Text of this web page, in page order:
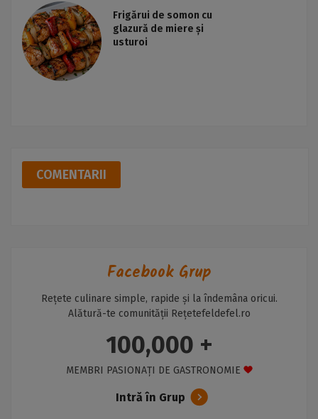
Frigărui de somon cu
glazură de miere și
usturoi
COMENTARII
Facebook Grup
Rețete culinare simple, rapide și la îndemâna oricui.
Alătură-te comunității Rețetefeldefel.ro
100,000 +
MEMBRI PASIONAȚI DE GASTRONOMIE
Intră în Grup